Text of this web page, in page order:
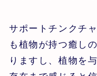
サポートチンクチ
も植物が持つ癒し
りますし、植物を